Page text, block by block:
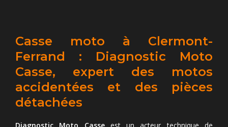
Casse moto à Clermont-
Ferrand : Diagnostic Moto
Casse, expert des motos
accidentées et des pièces
détachées
Diagnostic Moto Casseest un acteur technique de